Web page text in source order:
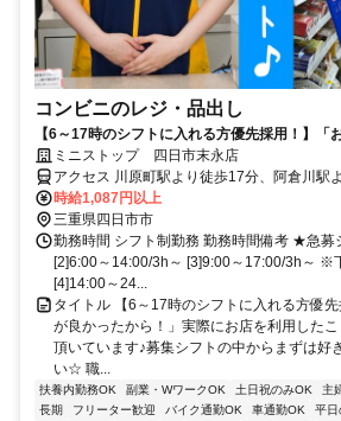
コンビニのレジ・品出し
【6～17時のシフトに入れる方優先採用！】「
から！」実際にお店を利用したことのある方か
募集シフトの中からまずは好きな時間をお選
ミニストップ 四日市末永店
アクセス 川原町駅より徒歩17分、阿倉川駅
より徒歩26分 ★その他のアクセス可能駅/近
四日市駅 ★国道365号線沿い、野田二丁目東
近く)
時給1,087円以上
三重県四日市市
勤務時間 シフト制勤務 勤務時間備考 ★急
[2]6:00～14:00/3h～ [3]9:00～17:00/3h～ ※
[4]14:00～24...
タイトル 【6～17時のシフトに入れる方優
が良かったから！」実際にお店を利用した
頂いています♪募集シフトの中からまずは好
い☆ 職...
扶養内勤務OK 副業・WワークOK 土日祝のみOK 主
長期
フリーター歓迎 バイク通勤OK 車通勤OK 平日